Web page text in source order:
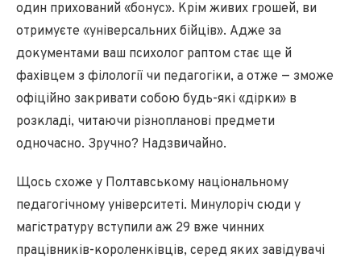
один прихований «бонус». Крім живих грошей, ви
отримуєте «універсальних бійців». Адже за
документами ваш психолог раптом стає ще й
фахівцем з філології чи педагогіки, а отже — зможе
офіційно закривати собою будь-які «дірки» в
розкладі, читаючи різнопланові предмети
одночасно. Зручно? Надзвичайно.
Щось схоже у Полтавському національному
педагогічному університеті. Минулоріч сюди у
магістратуру вступили аж 29 вже чинних
працівників-короленківців, серед яких завідувачі